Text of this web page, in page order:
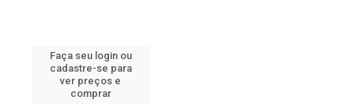
Faça seu login ou
cadastre-se para
ver preços e
comprar